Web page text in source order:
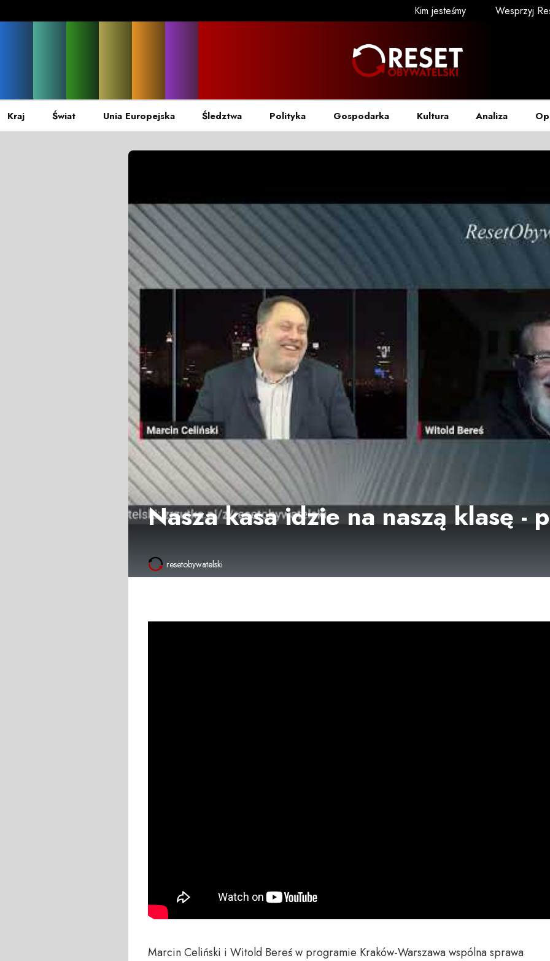
Kim jesteśmy Wesprzyj
Kraj Świat Unia Europejska Śledztwa Polityka Gospodarka Kultura Analiza
Nasza kasa idzie na naszą klasę -
resetobywatelski
Marcin Celiński i Witold Bereś w programie Kraków-Warszawa wspólna sprawa